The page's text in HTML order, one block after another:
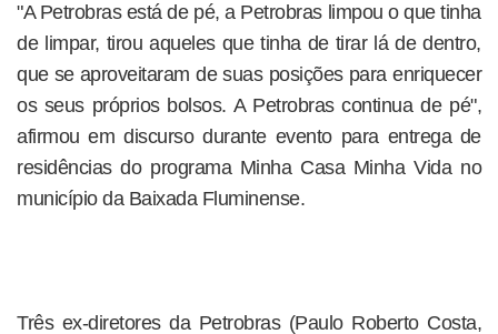
"A Petrobras está de pé, a Petrobras limpou o que tinha
de limpar, tirou aqueles que tinha de tirar lá de dentro,
que se aproveitaram de suas posições para enriquecer
os seus próprios bolsos. A Petrobras continua de pé",
afirmou em discurso durante evento para entrega de
residências do programa Minha Casa Minha Vida no
município da Baixada Fluminense.
Três ex-diretores da Petrobras (Paulo Roberto Costa,